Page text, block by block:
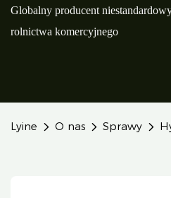
Globalny producent
rolnictwa komercyjnego
Lyine O nas Sprawy